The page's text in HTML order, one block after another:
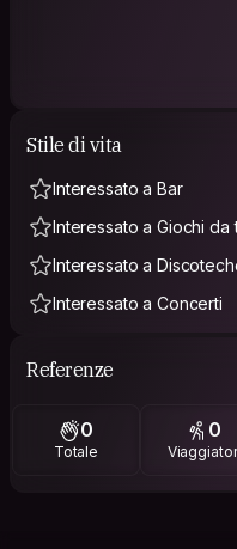
Stile di vita
Interessato a Bar
Interessato a Giochi da
Interessato a
Interessato a Concerti
Referenze
0
Totale
0